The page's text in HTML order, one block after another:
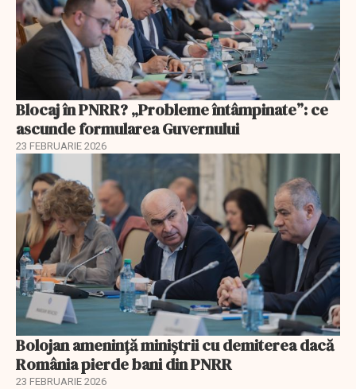
Blocaj în PNRR? „Probleme întâmpinate”: ce
ascunde formularea Guvernului
23 FEBRUARIE 2026
Bolojan amenință miniștrii cu demiterea dacă
România pierde bani din PNRR
23 FEBRUARIE 2026